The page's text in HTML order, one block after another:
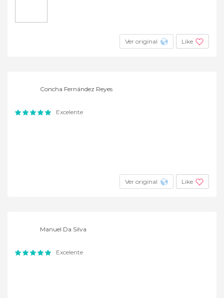
Ver original Like
Concha Fernández Reyes
Excelente
Ver original Like
Manuel Da Silva
Excelente